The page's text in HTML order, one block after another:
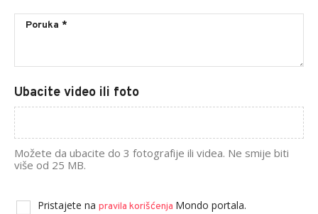
Ubacite video ili foto
Možete da ubacite do 3 fotografije ili videa. Ne smije biti
više od 25 MB.
Pristajete na pravila korišćenja Mondo portala.